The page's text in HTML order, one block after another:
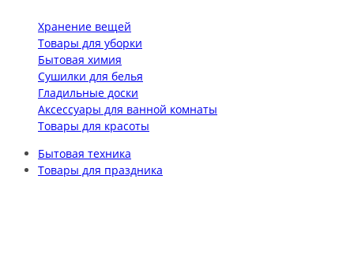
Хранение вещей
Товары для уборки
Бытовая химия
Сушилки для белья
Гладильные доски
Аксессуары для ванной комнаты
Товары для красоты
Бытовая техника
Товары для праздника